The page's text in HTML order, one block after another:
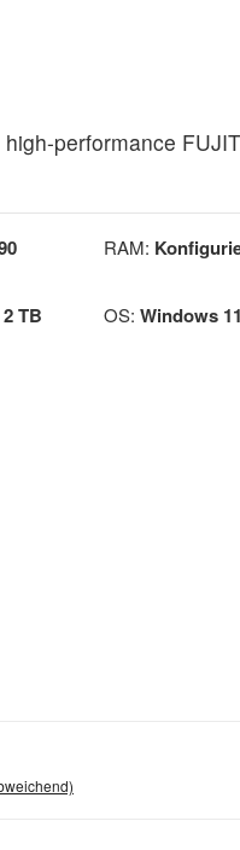
performance
RAM:
TB OS: Windows